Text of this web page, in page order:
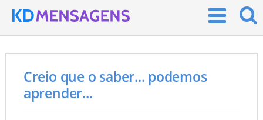
Creio que o saber... podemos
aprender...